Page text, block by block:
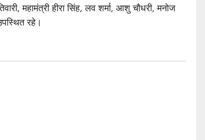
महामंत्री हीरा सिंह, लव शर्मा, आशु चौधरी, मनोज
रहे।